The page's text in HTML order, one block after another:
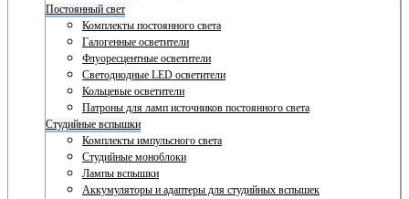
Постоянный свет
Комплекты постоянного света
Галогенные осветители
Флуоресцентные осветители
Светодиодные LED осветители
Кольцевые осветители
Патроны для ламп источников постоянного света
Студийные вспышки
Комплекты импульсного света
Студийные моноблоки
Лампы вспышки
Аккумуляторы и адаптеры для студийных вспышек